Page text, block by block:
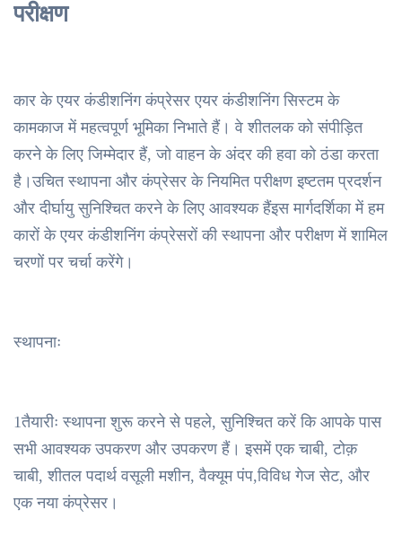
परीक्षण
कार के एयर कंडीशनिंग कंप्रेसर एयर कंडीशनिंग सिस्टम के
कामकाज में महत्वपूर्ण भूमिका निभाते हैं। वे शीतलक को संपीड़ित
करने के लिए जिम्मेदार हैं, जो वाहन के अंदर की हवा को ठंडा करता
है।उचित स्थापना और कंप्रेसर के नियमित परीक्षण इष्टतम प्रदर्शन
और दीर्घायु सुनिश्चित करने के लिए आवश्यक हैंइस मार्गदर्शिका में हम
कारों के एयर कंडीशनिंग कंप्रेसरों की स्थापना और परीक्षण में शामिल
चरणों पर चर्चा करेंगे।
स्थापनाः
1तैयारीः स्थापना शुरू करने से पहले, सुनिश्चित करें कि आपके पास
सभी आवश्यक उपकरण और उपकरण हैं। इसमें एक चाबी, टोक़
चाबी, शीतल पदार्थ वसूली मशीन, वैक्यूम पंप,विविध गेज सेट, और
एक नया कंप्रेसर।